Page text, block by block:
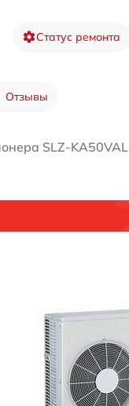
Статус ремонта
Отзывы
SLZ-KA50VAL